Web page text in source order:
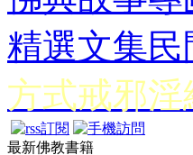
精選文集
方式戒邪淫
最新佛教書籍